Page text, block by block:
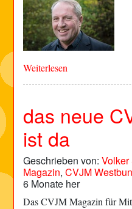
Weiterlesen
das neue
ist da
Geschrieben von:
Magazin,CVJM
6 Monate her
Das CVJM Magazin für